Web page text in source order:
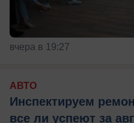
вчера в 19:27
АВТО
Инспектируем
все ли успеют за